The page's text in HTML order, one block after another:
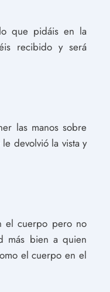
que pidáis en la
recibido y será
las manos sobre
devolvió la vista y
el cuerpo pero no
más bien a quien
el cuerpo en el